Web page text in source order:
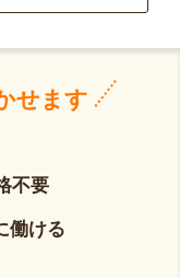
せます
不要
働ける